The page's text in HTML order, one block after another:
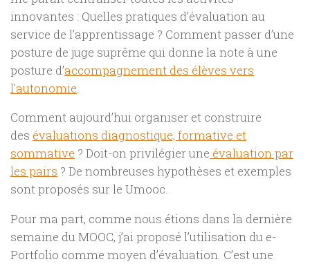
innovantes : Quelles pratiques d’évaluation au
service de l’apprentissage ? Comment passer d’une
posture de juge suprême qui donne la note à une
posture d’accompagnement des élèves vers
l’autonomie
Comment aujourd’hui organiser et construire
des évaluations diagnostique, formative et
sommative ? Doit-on privilégier une évaluation par
les pairs ? De nombreuses hypothèses et exemples
sont proposés sur le Umooc.
Pour ma part, comme nous étions dans la dernière
semaine du MOOC, j’ai proposé l’utilisation du e-
Portfolio comme moyen d’évaluation. C’est une